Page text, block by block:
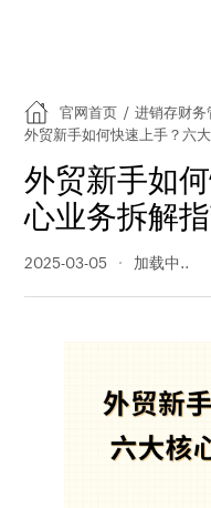
官网首页 / 进销存财务
外贸新手如何快速上手？六
外贸新手如
心业务拆解
2025-03-05 475 阅读量